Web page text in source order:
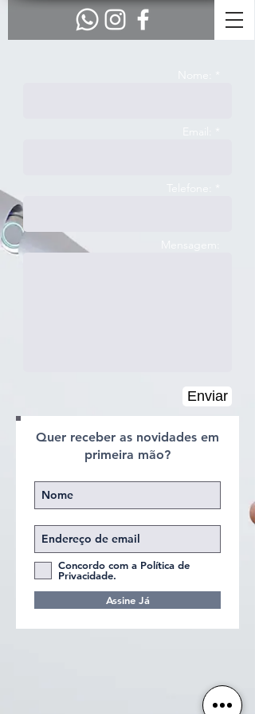
Mensagem:
Enviar
Quer receber as novidades em
primeira mão?
Concordo com a Política de
Privacidade.
Assine Já